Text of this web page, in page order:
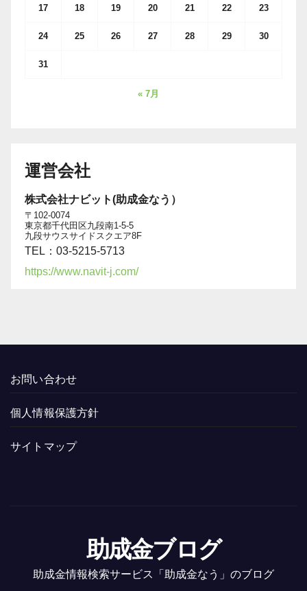
17 18 19 20 21 22 23
24 25 26 27 28 29 30
31
« 7月
運営会社
株式会社ナビット(助成金なう）
〒102-0074
東京都千代田区九段南1-5-5
九段サウスサイドスクエア8F
TEL：03-5215-5713
https://www.navit-j.com/
お問い合わせ
個人情報保護方針
サイトマップ
助成金ブログ
助成金情報検索サービス「助成金なう」のブログ